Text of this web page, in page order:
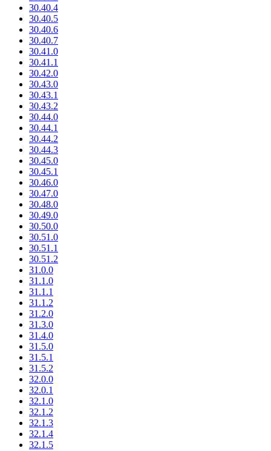
30.40.4
30.40.5
30.40.6
30.40.7
30.41.0
30.41.1
30.42.0
30.43.0
30.43.1
30.43.2
30.44.0
30.44.1
30.44.2
30.44.3
30.45.0
30.45.1
30.46.0
30.47.0
30.48.0
30.49.0
30.50.0
30.51.0
30.51.1
30.51.2
31.0.0
31.1.0
31.1.1
31.1.2
31.2.0
31.3.0
31.4.0
31.5.0
31.5.1
31.5.2
32.0.0
32.0.1
32.1.0
32.1.2
32.1.3
32.1.4
32.1.5